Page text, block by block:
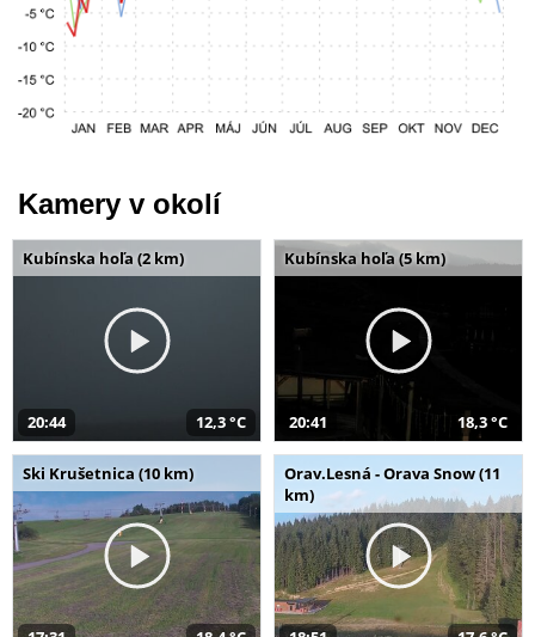
Kamery v okolí
Kubínska hoľa (2 km)
20:44 12,3 °C
Kubínska hoľa (5 km)
20:41 18,3 °C
Ski Krušetnica (10 km)
Orav.Lesná - Orava Snow (11
km)